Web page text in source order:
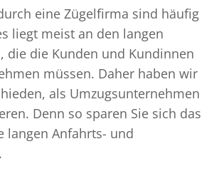
eine Zügelfirma sind häufig
liegt meist an den langen
die die Kunden und Kundinnen
müssen. Daher haben wir
als Umzugsunternehmen
Denn so sparen Sie sich das
langen Anfahrts- und